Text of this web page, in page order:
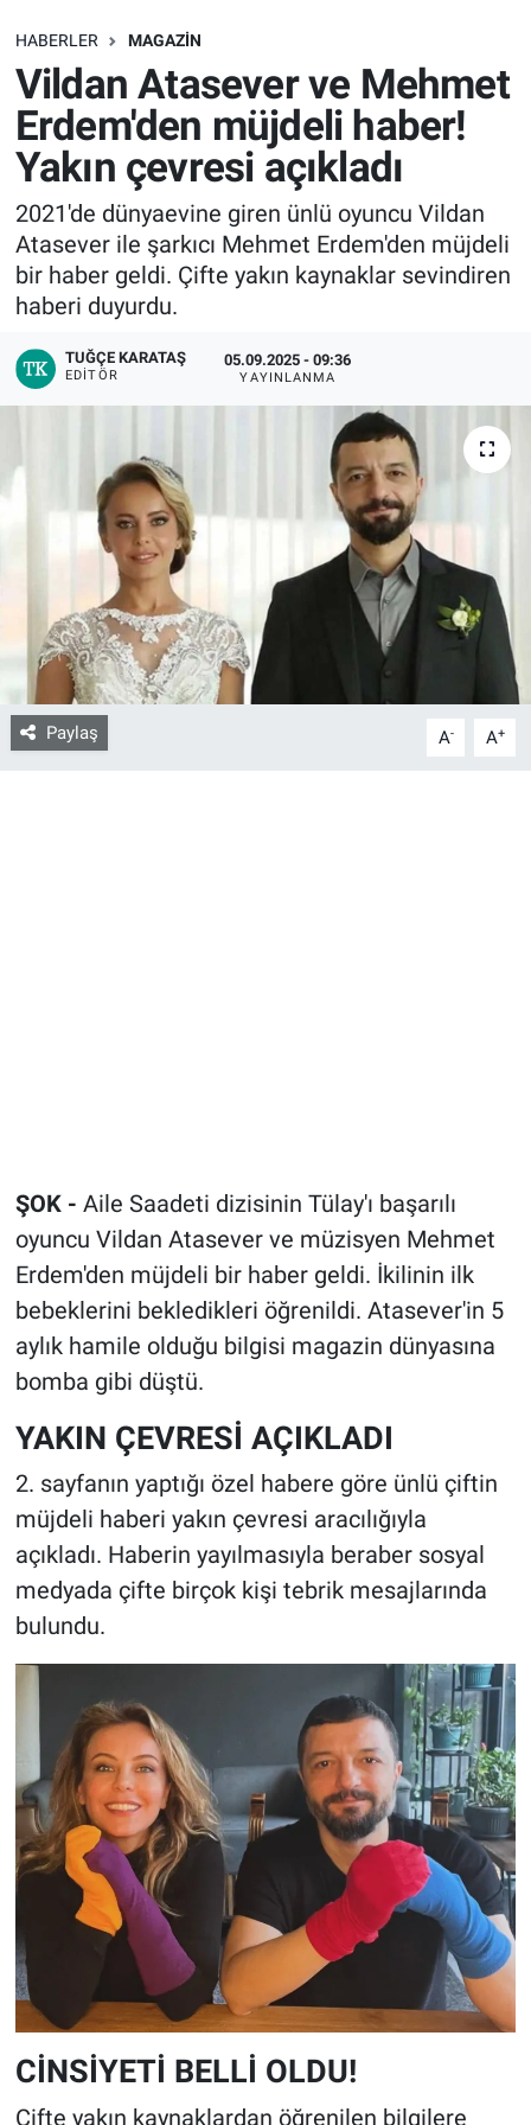
HABERLER MAGAZIN
Vildan Atasever ve Mehmet
Erdem'den müjdeli haber!
Yakın çevresi açıkladı
2021'de dünyaevine giren ünlü oyuncu Vildan
Atasever ile şarkıcı Mehmet Erdem'den müjdeli
bir haber geldi. Çifte yakın kaynaklar sevindiren
haberi duyurdu.
TUĞÇE KARATAŞ
EDITÖR
05.09.2025 - 09:36
YAYINLANMA
Paylaş A- A+
ŞOK - Aile Saadeti dizisinin Tülay'ı başarılı
oyuncu Vildan Atasever ve müzisyen Mehmet
Erdem'den müjdeli bir haber geldi. İkilinin ilk
bebeklerini bekledikleri öğrenildi. Atasever'in 5
aylık hamile olduğu bilgisi magazin dünyasına
bomba gibi düştü.
YAKIN ÇEVRESİ AÇIKLADI
2. sayfanın yaptığı özel habere göre ünlü çiftin
müjdeli haberi yakın çevresi aracılığıyla
açıkladı. Haberin yayılmasıyla beraber sosyal
medyada çifte birçok kişi tebrik mesajlarında
bulundu.
CİNSİYETİ BELLİ OLDU!
Çifte yakın kaynaklardan öğrenilen bilgilere
SAĞLIK
EKONOMİ
EĞİTİM
ÖZEL HABER
Keşfet
ASTROLOJİ
MANŞET
RESMİ İLANLAR
İLAN
Bize ulaşın
İletişim/Künye
Yaşam